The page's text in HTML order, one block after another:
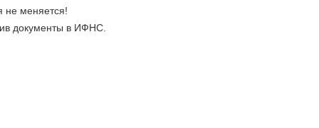
не меняется!
документы в ИФНС.